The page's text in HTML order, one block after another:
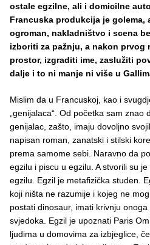
ostale egzilne, ali i domicilne
Francuska produkcija je golema,
ogroman, nakladništvo i scena
izboriti za pažnju, a nakon prvog
prostor, izgraditi ime, zaslužiti
dalje i to ni manje ni više u
Mislim da u Francuskoj, kao i
„genijalaca“. Od početka sam
genijalac, zašto, imaju dovoljno
napisan roman, zanatski i stilski
prema samome sebi. Naravno da
egzilu i piscu u egzilu. A stvorili su
egzilu. Egzil je metafizička studen.
koji ništa ne razumije i kojeg ne
postati dinosaur, imati krivnju
svjedoka. Egzil je upoznati Paris
ljudima u domovima za izbjeglice,